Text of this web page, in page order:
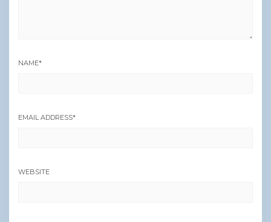
NAME*
EMAIL ADDRESS*
WEBSITE